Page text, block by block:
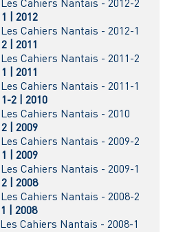
Les Cahiers Nantais - 2012-2
1 | 2012
Les Cahiers Nantais - 2012-1
2 | 2011
Les Cahiers Nantais - 2011-2
1 | 2011
Les Cahiers Nantais - 2011-1
1-2 | 2010
Les Cahiers Nantais - 2010
2 | 2009
Les Cahiers Nantais - 2009-2
1 | 2009
Les Cahiers Nantais - 2009-1
2 | 2008
Les Cahiers Nantais - 2008-2
1 | 2008
Les Cahiers Nantais - 2008-1